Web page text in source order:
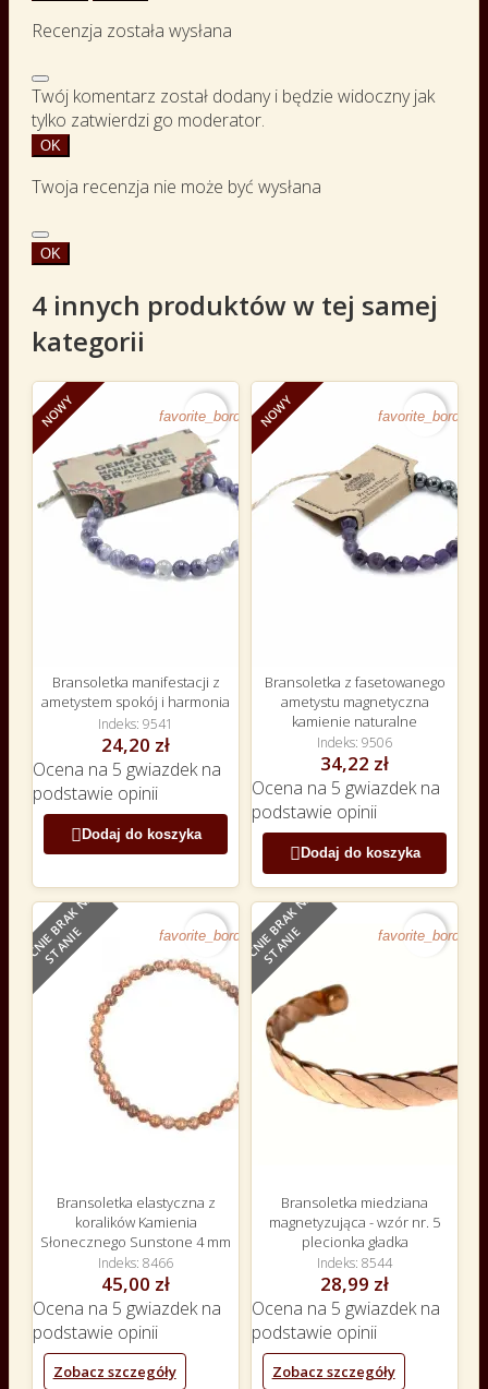
Recenzja została wysłana
Twój komentarz został dodany i będzie widoczny jak
tylko zatwierdzi go moderator.
OK
Twoja recenzja nie może być wysłana
OK
4 innych produktów w tej samej
kategorii
NOWY favorite_border
Bransoletka manifestacji z
ametystem spokój i harmonia
Indeks 9541
24,20 zł
Ocena na 5 gwiazdek na
podstawie opinii
 Dodaj do koszyka
NOWY favorite_border
Bransoletka z fasetowanego
ametystu magnetyczna
kamienie naturalne
Indeks 9506
34,22 zł
Ocena na 5 gwiazdek na
podstawie opinii
 Dodaj do koszyka
O
B
E
C
N
I
E
B
R
A
K
N
A
S
T
A
N
I
E favorite_border
Bransoletka elastyczna z
koralików Kamienia
Słonecznego Sunstone 4 mm
Indeks 8466
45,00 zł
Ocena na 5 gwiazdek na
podstawie opinii
Zobacz szczegóły
O
B
E
C
N
I
E
B
R
A
K
N
A
S
T
A
N
I
E favorite_border
Bransoletka miedziana
magnetyzująca - wzór nr. 5
plecionka gładka
Indeks 8544
28,99 zł
Ocena na 5 gwiazdek na
podstawie opinii
Zobacz szczegóły